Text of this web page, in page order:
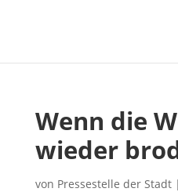
Wenn die
wieder
von Pressestelle der Stadt|